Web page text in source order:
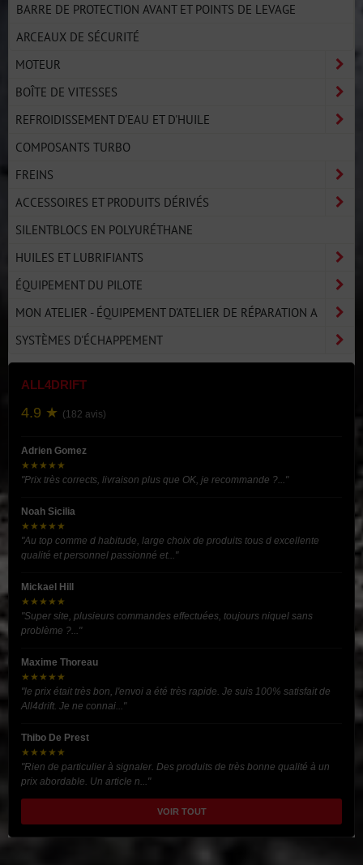
BARRE DE PROTECTION AVANT ET POINTS DE LEVAGE
ARCEAUX DE SÉCURITÉ
MOTEUR
BOÎTE DE VITESSES
REFROIDISSEMENT D'EAU ET D'HUILE
COMPOSANTS TURBO
FREINS
ACCESSOIRES ET PRODUITS DÉRIVÉS
SILENTBLOCS EN POLYURÉTHANE
HUILES ET LUBRIFIANTS
ÉQUIPEMENT DU PILOTE
MON ATELIER - ÉQUIPEMENT D'ATELIER DE RÉPARATION A
SYSTÈMES D'ÉCHAPPEMENT
ALL4DRIFT
4.9 ★ (182 avis)
Adrien Gomez
★★★★★
"Prix très corrects, livraison plus que OK, je recommande ?..."
Noah Sicilia
★★★★★
"Au top comme d habitude, large choix de produits tous d excellente
qualité et personnel passionné et..."
Mickael Hill
★★★★★
"Super site, plusieurs commandes effectuées, toujours niquel sans
problème ?..."
Maxime Thoreau
★★★★★
"le prix était très bon, l'envoi a été très rapide. Je suis 100% satisfait de
All4drift. Je ne connai..."
Thibo De Prest
★★★★★
"Rien de particulier à signaler. Des produits de très bonne qualité à un
prix abordable. Un article n..."
VOIR TOUT